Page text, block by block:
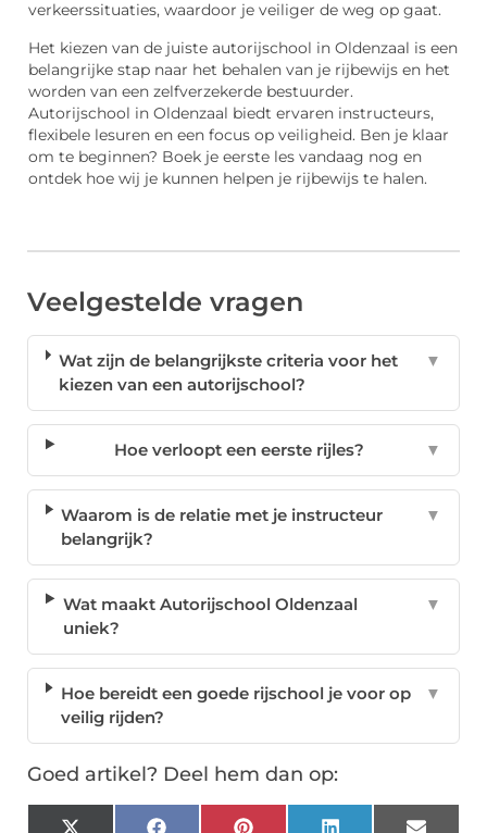
verkeerssituaties, waardoor je veiliger de weg op gaat.
Het kiezen van de juiste autorijschool in Oldenzaal is een
belangrijke stap naar het behalen van je rijbewijs en het
worden van een zelfverzekerde bestuurder.
Autorijschool in Oldenzaal biedt ervaren instructeurs,
flexibele lesuren en een focus op veiligheid. Ben je klaar
om te beginnen? Boek je eerste les vandaag nog en
ontdek hoe wij je kunnen helpen je rijbewijs te halen.
Veelgestelde vragen
Wat zijn de belangrijkste criteria voor het
kiezen van een autorijschool?
▼
Hoe verloopt een eerste rijles? ▼
Waarom is de relatie met je instructeur
belangrijk?
▼
Wat maakt Autorijschool Oldenzaal
uniek?
▼
Hoe bereidt een goede rijschool je voor op
veilig rijden?
▼
Goed artikel? Deel hem dan op: